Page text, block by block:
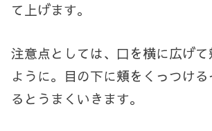
て上げます。
注意点としては、口を横に広げ
ように。目の下に頬をくっつけ
るとうまくいきます。